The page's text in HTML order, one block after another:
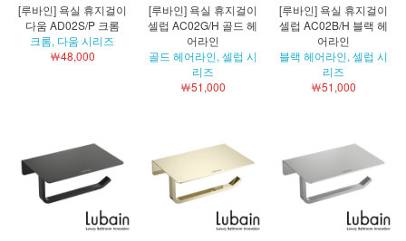
[루바인] 욕실 휴지걸이
다움 AD02S/P 크롬
크롬, 다움 시리즈
￦48,000
[루바인] 욕실 휴지걸이
셀럽 AC02G/H 골드 헤
어라인
골드 헤어라인, 셀럽 시
리즈
￦51,000
[루바인] 욕실 휴지걸이
셀럽 AC02B/H 블랙 헤
어라인
블랙 헤어라인, 셀럽 시
리즈
￦51,000